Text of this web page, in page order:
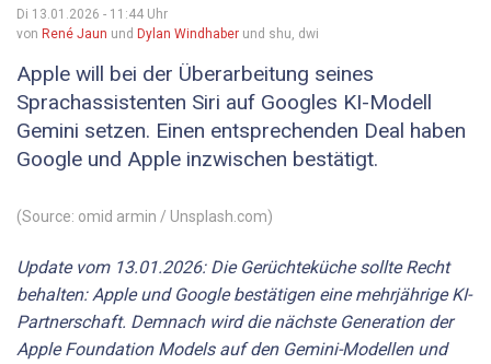
Di 13.01.2026 - 11:44 Uhr
von René Jaun und Dylan Windhaber und shu, dwi
Apple will bei der Überarbeitung seines
Sprachassistenten Siri auf Googles KI-Modell
Gemini setzen. Einen entsprechenden Deal haben
Google und Apple inzwischen bestätigt.
(Source: omid armin / Unsplash.com)
Update vom 13.01.2026: Die Gerüchteküche sollte Recht
behalten: Apple und Google bestätigen eine mehrjährige KI-
Partnerschaft. Demnach wird die nächste Generation der
Apple Foundation Models auf den Gemini-Modellen und